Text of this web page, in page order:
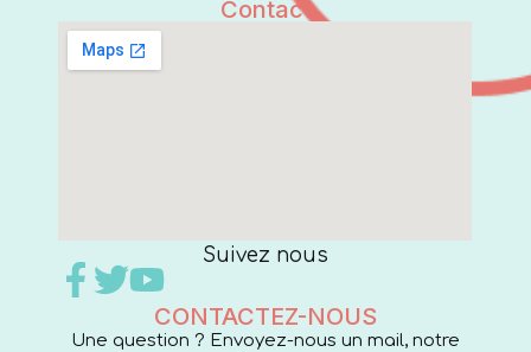
Contact
Suivez nous
CONTACTEZ-NOUS
Une question ? Envoyez-nous un mail, notre